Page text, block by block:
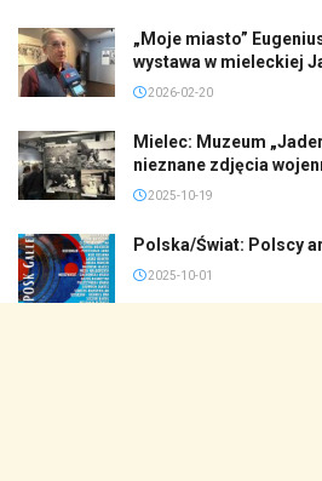
„Moje miasto”
wystawa w mieleckiej
2026-02-20
Mielec: Muzeum
nieznane zdjęcia
2025-10-19
Polska/Świat: Polscy
2025-10-01